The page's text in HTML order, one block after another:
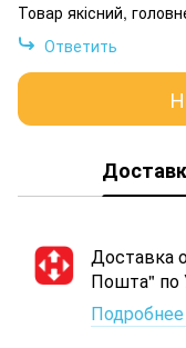
Товар якісний,
Ответить
Доставка
Пошта" по